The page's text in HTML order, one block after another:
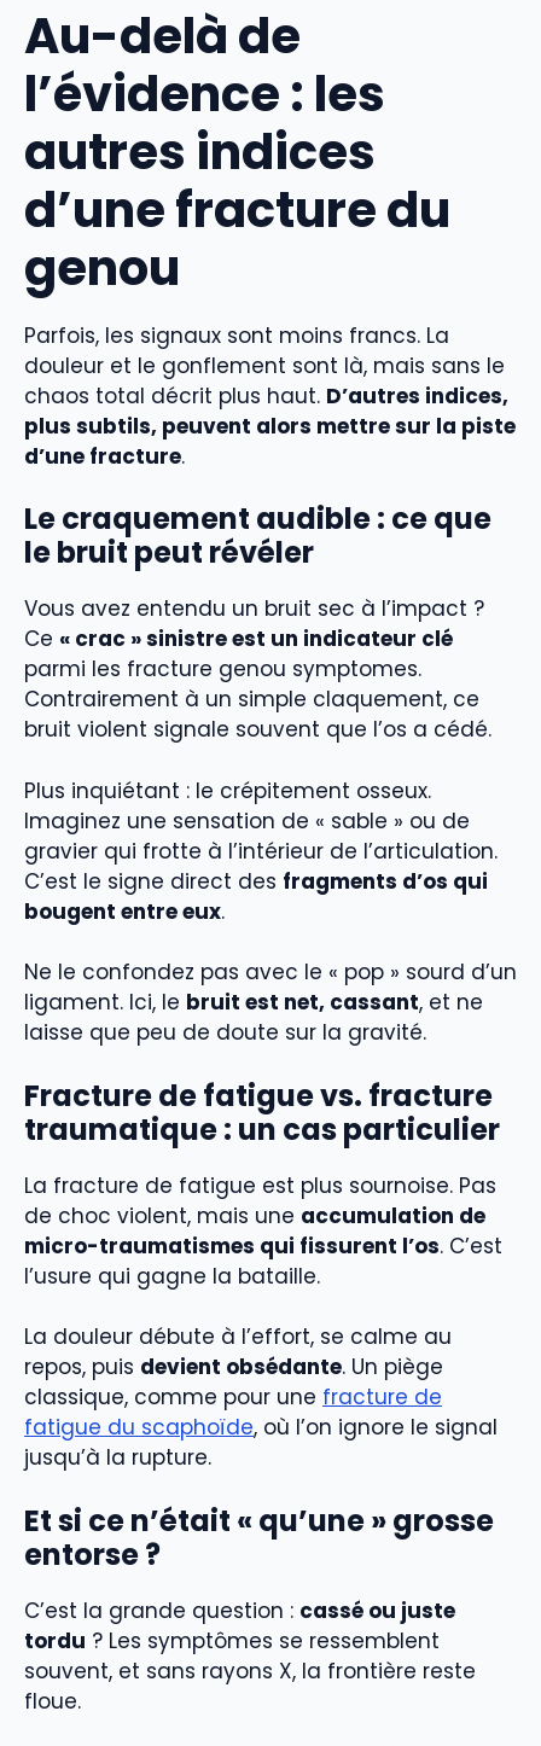
Au-delà de
l’évidence : les
autres indices
d’une fracture du
genou
Parfois, les signaux sont moins francs. La
douleur et le gonflement sont là, mais sans le
chaos total décrit plus haut. D’autres indices,
plus subtils, peuvent alors mettre sur la piste
d’une fracture.
Le craquement audible : ce que
le bruit peut révéler
Vous avez entendu un bruit sec à l’impact ?
Ce « crac » sinistre est un indicateur clé
parmi les fracture genou symptomes.
Contrairement à un simple claquement, ce
bruit violent signale souvent que l’os a cédé.
Plus inquiétant : le crépitement osseux.
Imaginez une sensation de « sable » ou de
gravier qui frotte à l’intérieur de l’articulation.
C’est le signe direct des fragments d’os qui
bougent entre eux.
Ne le confondez pas avec le « pop » sourd d’un
ligament. Ici, le bruit est net, cassant, et ne
laisse que peu de doute sur la gravité.
Fracture de fatigue vs. fracture
traumatique : un cas particulier
La fracture de fatigue est plus sournoise. Pas
de choc violent, mais une accumulation de
micro-traumatismes qui fissurent l’os. C’est
l’usure qui gagne la bataille.
La douleur débute à l’effort, se calme au
repos, puis devient obsédante. Un piège
classique, comme pour une fracture de
fatigue du scaphoïde, où l’on ignore le signal
jusqu’à la rupture.
Et si ce n’était « qu’une » grosse
entorse ?
C’est la grande question : cassé ou juste
tordu ? Les symptômes se ressemblent
souvent, et sans rayons X, la frontière reste
floue.